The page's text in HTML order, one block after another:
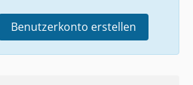
Benutzerkonto erstellen